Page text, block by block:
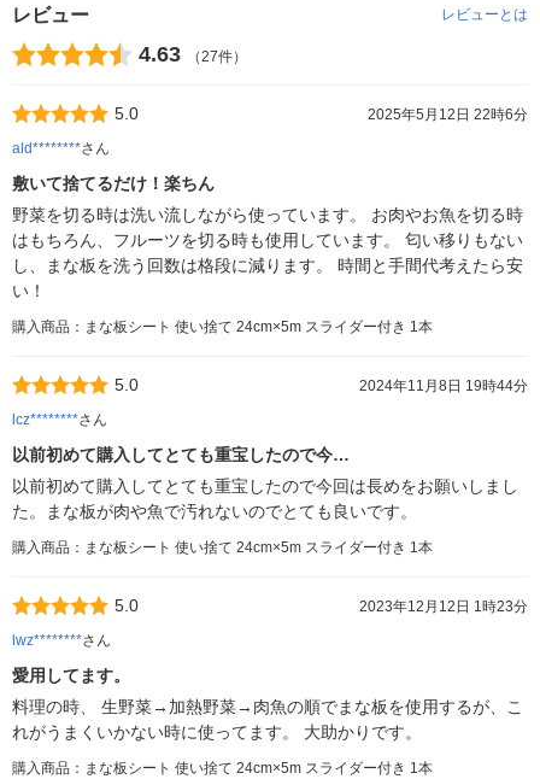
レビュー レビューとは
4.63 （27件）
5.0
2025年5月12日 22時6分
ald********さん
敷いて捨てるだけ！楽ちん
野菜を切る時は洗い流しながら使っています。 お肉やお魚を切る時
はもちろん、フルーツを切る時も使用しています。 匂い移りもない
し、まな板を洗う回数は格段に減ります。 時間と手間代考えたら安
い！
購入商品：まな板シート 使い捨て 24cm×5m スライダー付き 1本
5.0
2024年11月8日 19時44分
lcz********さん
以前初めて購入してとても重宝したので今…
以前初めて購入してとても重宝したので今回は長めをお願いしまし
た。まな板が肉や魚で汚れないのでとても良いです。
購入商品：まな板シート 使い捨て 24cm×5m スライダー付き 1本
5.0
2023年12月12日 1時23分
lwz********さん
愛用してます。
料理の時、 生野菜→加熱野菜→肉魚の順でまな板を使用するが、こ
れがうまくいかない時に使ってます。 大助かりです。
購入商品：まな板シート 使い捨て 24cm×5m スライダー付き 1本